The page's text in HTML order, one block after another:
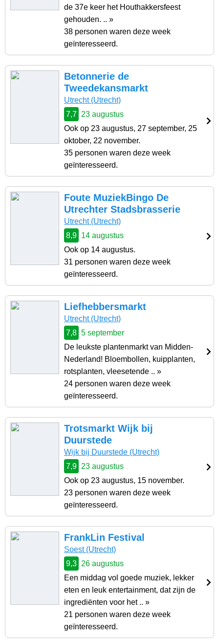
de 37e keer het Houthakkersfeest
gehouden. .. »
38 personen waren deze week
geïnteresseerd.
Betonnerie de
Tweedekansmarkt
Utrecht (Utrecht)
7,7 23 augustus
Ook op 23 augustus, 27 september, 25
oktober, 22 november.
35 personen waren deze week
geïnteresseerd.
Foute MuziekBingo De
Utrechter Stadsbrasserie
Utrecht (Utrecht)
8,9 14 augustus
Ook op 14 augustus.
31 personen waren deze week
geïnteresseerd.
Liefhebbersmarkt
Utrecht (Utrecht)
7,8 5 september
De leukste plantenmarkt van Midden-
Nederland! Bloembollen, kuipplanten,
rotsplanten, vleesetende .. »
24 personen waren deze week
geïnteresseerd.
Trotsmarkt Wijk bij
Duurstede
Wijk bij Duurstede (Utrecht)
7,9 23 augustus
Ook op 23 augustus, 15 november.
23 personen waren deze week
geïnteresseerd.
FrankLin Festival
Soest (Utrecht)
9,3 26 augustus
Een middag vol goede muziek, lekker
eten en leuk entertainment, dat zijn de
ingrediënten voor het .. »
21 personen waren deze week
geïnteresseerd.